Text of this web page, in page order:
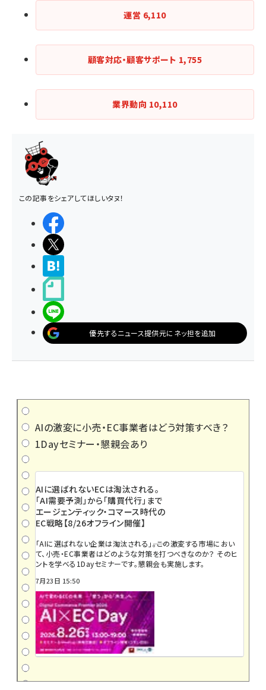
運営 6,110
顧客対応・顧客サポート 1,755
業界動向 10,110
この記事をシェアしてほしいタヌ！
優先するニュース提供元にネッ担を追加
AIの激変に小売・EC事業者はどう対策すべき？
1Dayセミナー・懇親会あり
AIに選ばれないECは淘汰される。
「AI需要予測」から「購買代行」まで
エージェンティック・コマース時代の
EC戦略【8/26オフライン開催】
「AIに選ばれない企業は淘汰される」――。この激変する市場におい
て、小売・EC事業者はどのような対策を打つべきなのか？ そのヒ
ントを学べる1Dayセミナーです。懇親会も実施します。
7月23日 15:50